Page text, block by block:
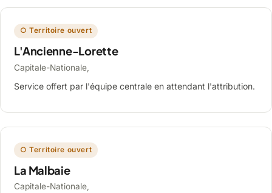
○ Territoire ouvert
L'Ancienne-Lorette
Capitale-Nationale,
Service offert par l'équipe centrale en attendant l'attribution.
○ Territoire ouvert
La Malbaie
Capitale-Nationale,